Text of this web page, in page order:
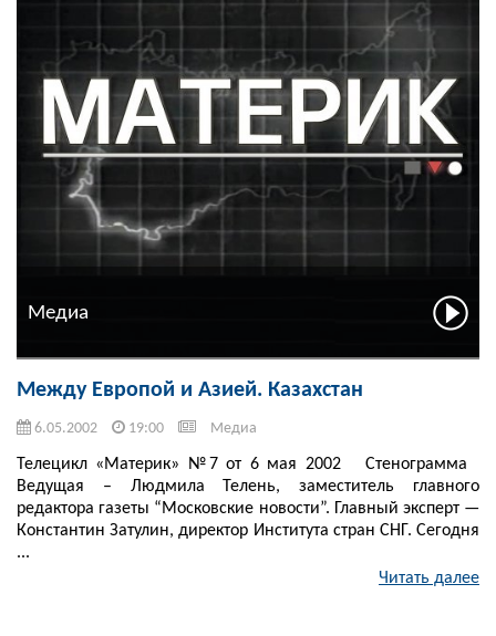
Медиа
Между Европой и Азией. Казахстан
6.05.2002 19:00 Медиа
Телецикл «Материк» №7 от 6 мая 2002 Стенограмма
Ведущая – Людмила Телень, заместитель главного
редактора газеты “Московские новости”. Главный эксперт —
Константин Затулин, директор Института стран СНГ. Сегодня
...
Читать далее